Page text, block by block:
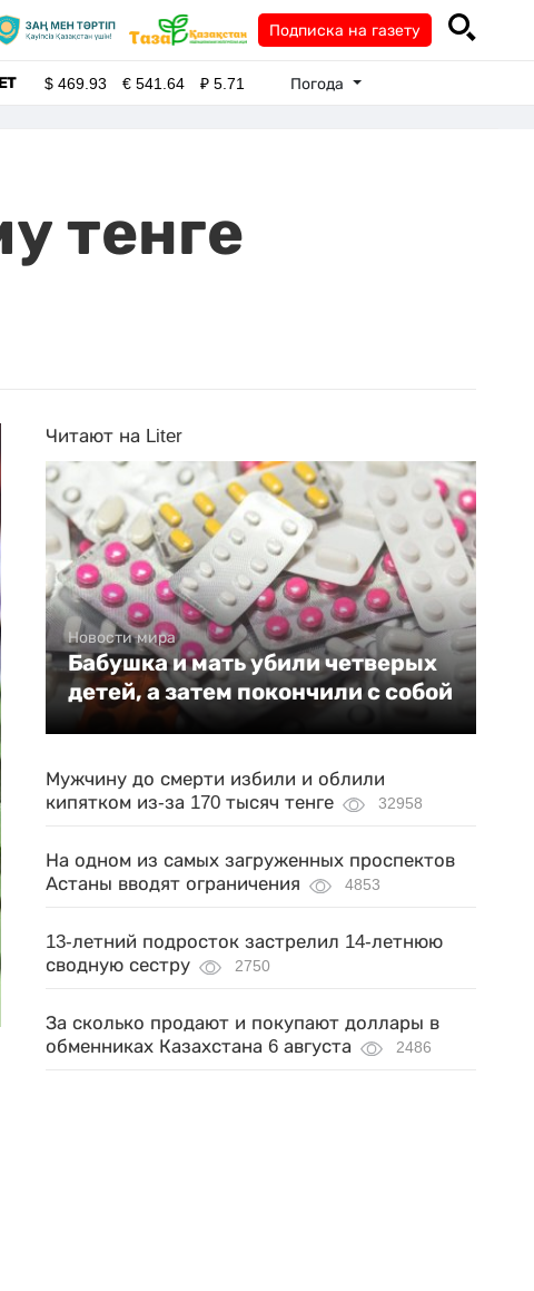
Подписка на газету
$469.93 €541.64 ₽5.71 Погода
тенге
Читают на Liter
Новости мира
Бабушка и мать убили четверых
детей, а затем покончили с собой
Мужчину до смерти избили и облили
кипятком из-за 170 тысяч тенге
32958
На одном из самых загруженных проспектов
Астаны вводят ограничения
4853
13-летний подросток застрелил 14-летнюю
сводную сестру
2750
За сколько продают и покупают доллары в
обменниках Казахстана 6 августа
2486